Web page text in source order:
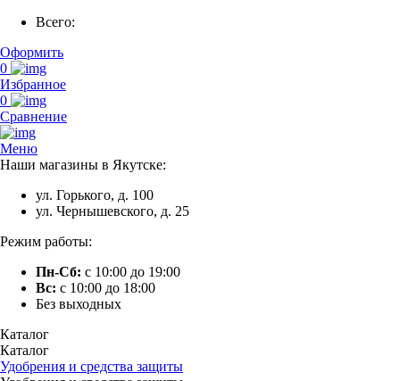
Всего:
Оформить
0
Избранное
0
Сравнение
Меню
Наши магазины в Якутске:
ул. Горького, д. 100
ул. Чернышевского, д. 25
Режим работы:
Пн-Сб: с 10:00 до 19:00
Вс: с 10:00 до 18:00
Без выходных
Каталог
Каталог
Удобрения и средства защиты